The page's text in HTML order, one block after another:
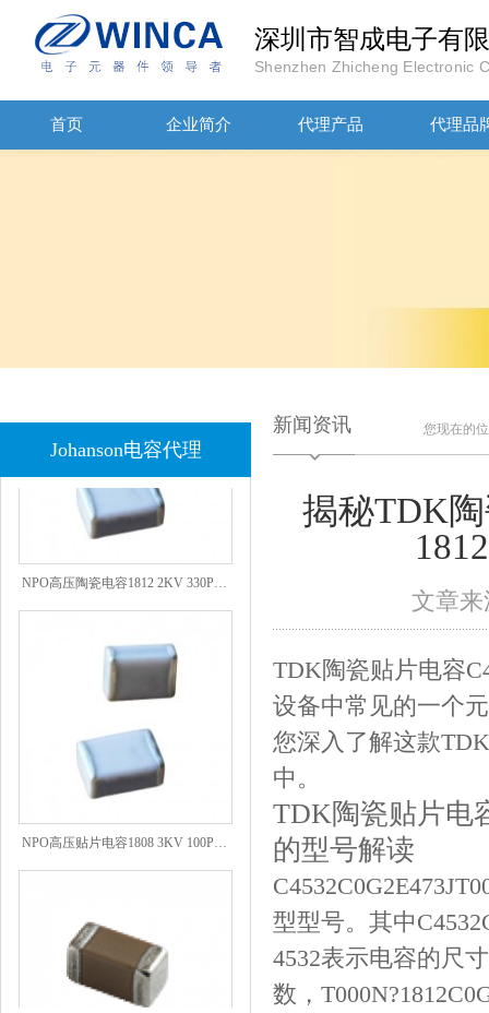
深圳市智成电子有
Shenzhen Zhicheng Electronic
首页 企业简介 代理产品 代理品
Johanson电容代理
JOHANOSN高压贴片电容1206/NPO/1000V/220PF/J档封装
新闻资讯 您现在的
揭秘TDK陶
文章
TDK陶瓷贴片电容
设备中常见的一个
您深入了解这款
中。
TDK陶瓷贴片电
的型号解读
型型号。其中
4532表示电容的尺
数，